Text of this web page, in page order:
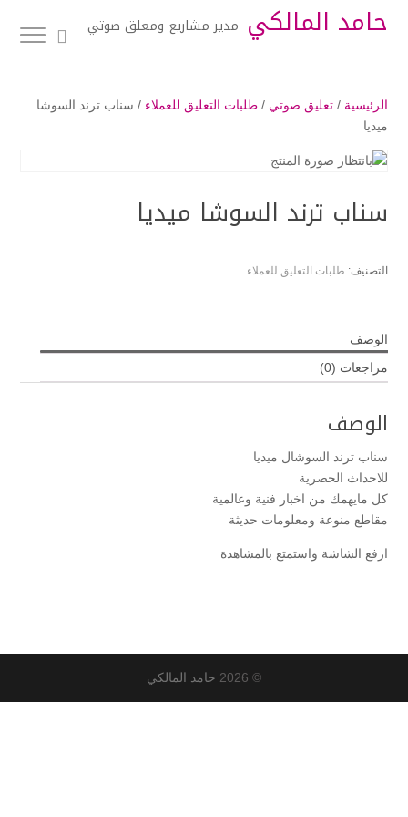
حامد المالكي مدير مشاريع ومعلق صوتي
الرئيسية / تعليق صوتي / طلبات التعليق للعملاء / سناب ترند السوشا
ميديا
سناب ترند السوشا ميديا
التصنيف: طلبات التعليق للعملاء
الوصف
مراجعات (0)
الوصف
سناب ترند السوشال ميديا
للاحداث الحصرية
كل مايهمك من اخبار فنية وعالمية
مقاطع منوعة ومعلومات حديثة
ارفع الشاشة واستمتع بالمشاهدة
© 2026 حامد المالكي